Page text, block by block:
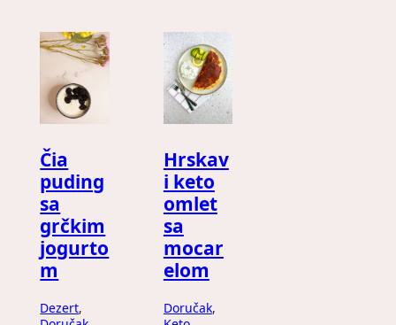
Čia
puding
sa
grčkim
jogurto
m
Dezert
Hrskav
i keto
omlet
sa
mocar
elom
Doručak